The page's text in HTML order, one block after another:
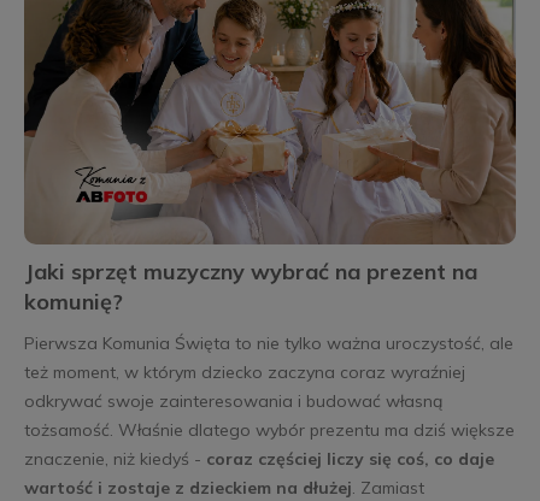
Jaki sprzęt muzyczny wybrać na prezent na
komunię?
Pierwsza Komunia Święta to nie tylko ważna uroczystość, ale
też moment, w którym dziecko zaczyna coraz wyraźniej
odkrywać swoje zainteresowania i budować własną
tożsamość. Właśnie dlatego wybór prezentu ma dziś większe
znaczenie, niż kiedyś - coraz częściej liczy się coś, co daje
wartość i zostaje z dzieckiem na dłużej. Zamiast